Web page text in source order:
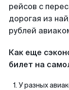
рейсов с
дорогая из
рублей
Как еще
билет на
У разных